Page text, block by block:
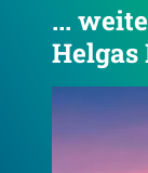
...
Helgas